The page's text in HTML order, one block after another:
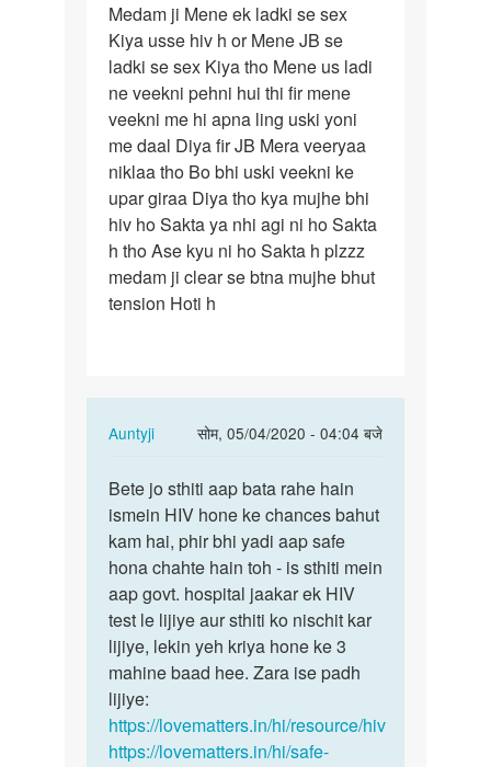
Medam
ji
Mene
ek
ladki
se…
Medam ji Mene ek ladki se sex
Kiya usse hiv h or Mene JB se
ladki se sex Kiya tho Mene us ladi
ne veekni pehni hui thi fir mene
veekni me hi apna ling uski yoni
me daal Diya fir JB Mera veeryaa
niklaa tho Bo bhi uski veekni ke
upar giraa Diya tho kya mujhe bhi
hiv ho Sakta ya nhi agi ni ho Sakta
h tho Ase kyu ni ho Sakta h plzzz
medam ji clear se btna mujhe bhut
tension Hoti h
Auntyji
सोम, 05/04/2020 - 04:04 बजे
In
to
Medam
ji
Mene
ek
ladki
se…
by
Bete
jo
sthiti
aap
bata
rahe…
Bete jo sthiti aap bata rahe hain
ismein HIV hone ke chances bahut
kam hai, phir bhi yadi aap safe
hona chahte hain toh - is sthiti mein
aap govt. hospital jaakar ek HIV
test le lijiye aur sthiti ko nischit kar
lijiye, lekin yeh kriya hone ke 3
mahine baad hee. Zara ise padh
lijiye:
https://lovematters.in/hi/resource/hiv
https://lovematters.in/hi/safe-